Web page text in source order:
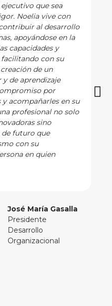
que sea
Noelia vive con
al desarrollo
apoyándose en la
capacidades y
con su
de un
de aprendizaje
por
acompañarles en su
profesional no solo
sino
futuro que
con su
en quien
José María Gasalla
Presidente
Desarrollo
Organizacional